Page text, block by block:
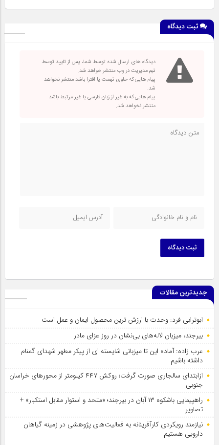
ثبت دیدگاه
دیدگاه های ارسال شده توسط شما، پس از تایید توسط
تیم مدیریت در وب منتشر خواهد شد.
پیام هایی که حاوی تهمت یا افترا باشد منتشر نخواهد
شد.
پیام هایی که به غیر از زبان فارسی یا غیر مرتبط باشد
منتشر نخواهد شد.
ثبت دیدگاه
جدیدترین مقالات
ابوترابی فرد: وحدت با ارزش ترین محصول ایمان و عمل است
بیرجند، میزبان لاله‌های بی‌نشان در روز عزای مادر
عرب زاده: آماده این تا میزبانی شایسته ای از پیکر مطهر شهدای گمنام
داشته باشیم
ازابتدای سالجاری صورت گرفت؛ روکش ۴۴۷ کیلومتر از محورهای خراسان
جنوبی
راهپیمایی باشکوه ۱۳ آبان در بیرجند؛ «متحد و استوار مقابل استکبار» +
تصاویر
نیازمند رویکردی کارآفرینانه به فعالیت‌های پژوهشی در زمینه گیاهان
دارویی هستیم